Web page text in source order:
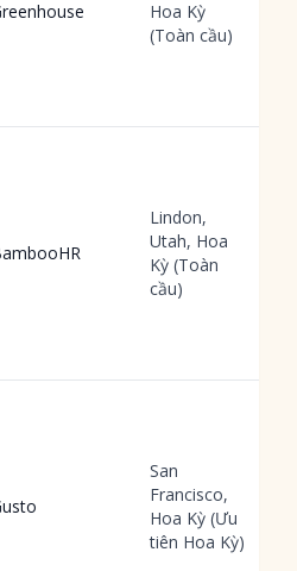
Hoa Kỳ
(Toàn cầu)
Lindon,
Utah, Hoa
Kỳ (Toàn
cầu)
San
Francisco,
Hoa Kỳ (Ưu
tiên Hoa Kỳ)